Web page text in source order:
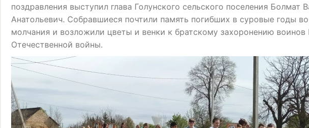
поздравления выступил глава Голунского сельского поселения Болмат
Анатольевич. Собравшиеся почтили память погибших в суровые годы
молчания и возложили цветы и венки к братскому захоронению воинов
Отечественной войны.